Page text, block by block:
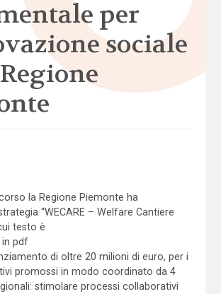
per
sociale
la Regione Piemonte ha
“WECARE – Welfare Cantiere
testo è
in pdf
di oltre 20 milioni di euro, per i
promossi in modo coordinato da 4
stimolare processi collaborativi